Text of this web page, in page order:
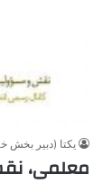
یکتا (دبیر بخش
معلمی،